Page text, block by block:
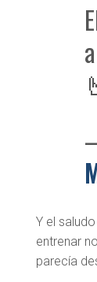
Y el
entrenar
parecía